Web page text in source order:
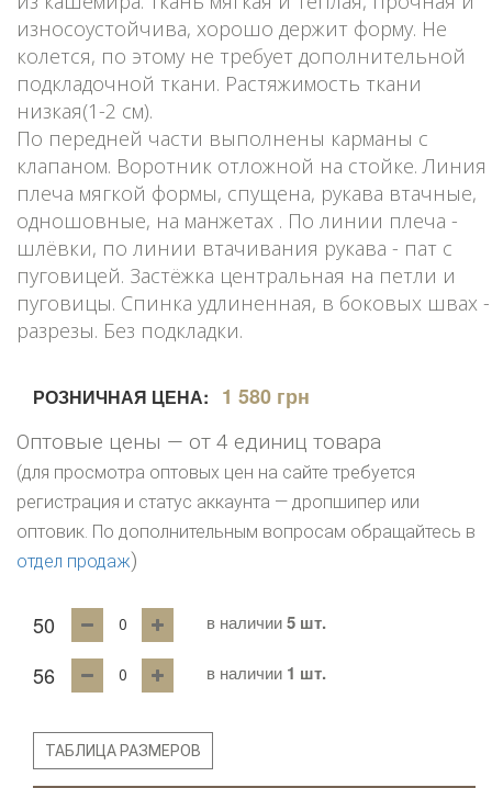
износоустойчива, хорошо держит форму. Не
колется, по этому не требует дополнительной
подкладочной ткани. Растяжимость ткани
низкая(1-2 см).
По передней части выполнены карманы с
клапаном. Воротник отложной на стойке. Линия
плеча мягкой формы, спущена, рукава втачные,
одношовные, на манжетах . По линии плеча -
шлёвки, по линии втачивания рукава - пат с
пуговицей. Застёжка центральная на петли и
пуговицы. Спинка удлиненная, в боковых швах -
разрезы. Без подкладки.
РОЗНИЧНАЯ ЦЕНА: 1 580 грн
Оптовые цены — от 4 единиц товара
(для просмотра оптовых цен на сайте требуется
регистрация и статус аккаунта — дропшипер или
оптовик. По дополнительным вопросам обращайтесь в
отдел продаж)
50 в наличии5 шт.
56 в наличии 1 шт.
ТАБЛИЦА РАЗМЕРОВ